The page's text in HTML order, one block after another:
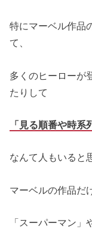
特にマーベル作品
て、
多くのヒーローが
たりして
「見る順番や時系
なんて人もいると
マーベルの作品だ
「スーパーマン